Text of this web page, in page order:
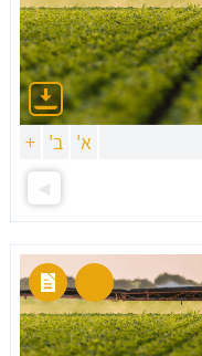
א' ב' +